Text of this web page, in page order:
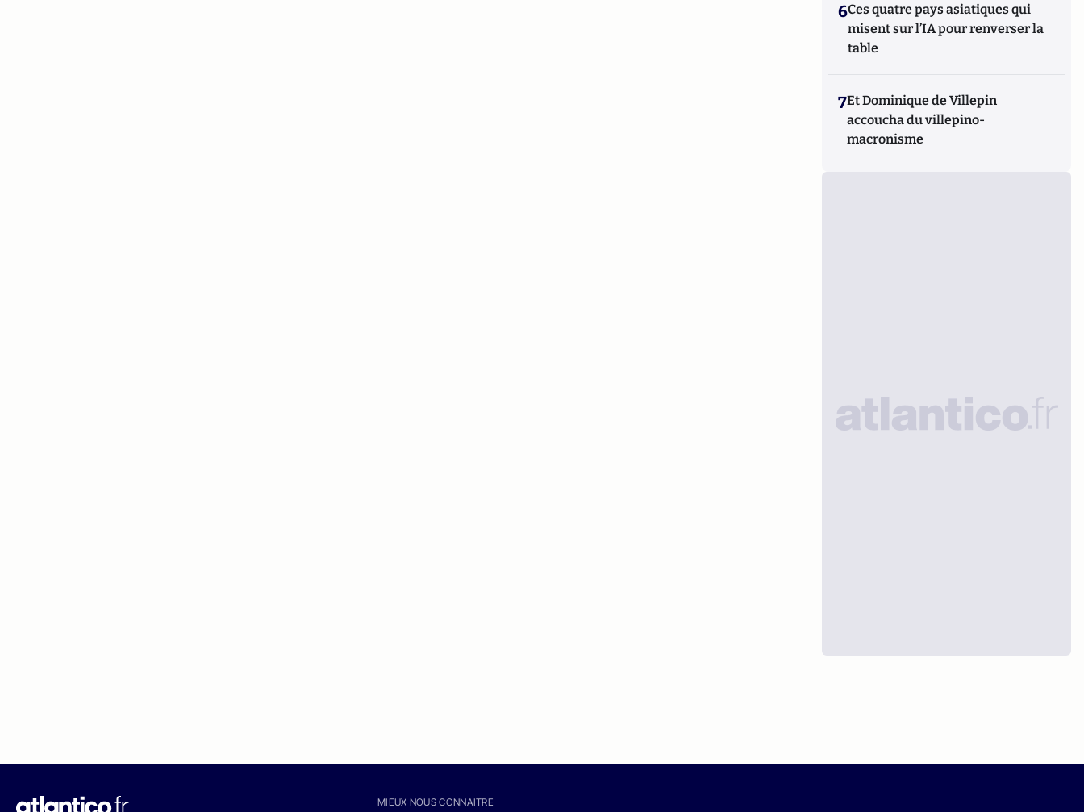
6Ces quatre pays asiatiques qui
misent sur l’IA pour renverser la
table
7Et Dominique de Villepin
accoucha du villepino-
macronisme
MIEUX NOUS CONNAITRE